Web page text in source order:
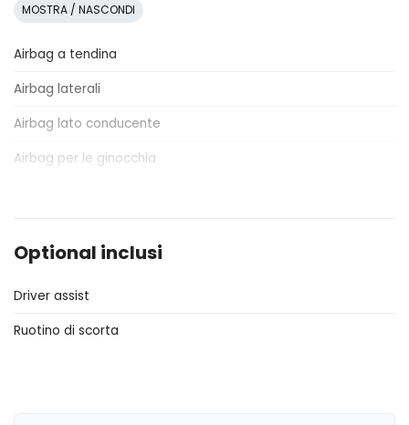
MOSTRA / NASCONDI
Airbag a tendina
Airbag laterali
Airbag lato conducente
Airbag per le ginocchia
Appoggiatesta posteriori
Assistente al parcheggio
Assistente in discesa
Optional inclusi
Driver assist
Ruotino di scorta